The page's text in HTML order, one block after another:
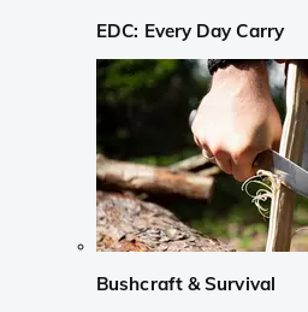
EDC: Every Day Carry
Bushcraft & Survival